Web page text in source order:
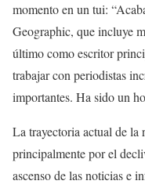
momento en un tui:
Geographic, que incluye
último como escritor
trabajar con periodistas
importantes. Ha sido un
La trayectoria actual de la
principalmente por el
ascenso de las noticias e